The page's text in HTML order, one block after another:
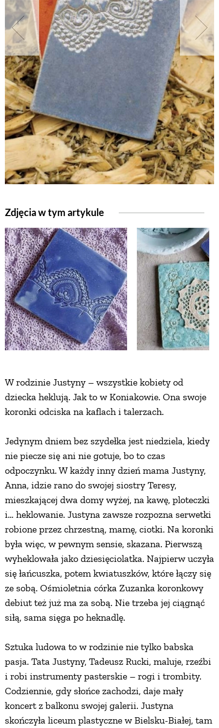
Zdjęcia w tym artykule
W rodzinie Justyny – wszystkie kobiety od
dziecka heklują. Jak to w Koniakowie. Ona swoje
koronki odciska na kaflach i talerzach.
Jedynym dniem bez szydełka jest niedziela, kiedy
nie piecze się ani nie gotuje, bo to czas
odpoczynku. W każdy inny dzień mama Justyny,
Anna, idzie rano do swojej siostry Teresy,
mieszkającej dwa domy wyżej, na kawę, ploteczki
i… heklowanie. Justyna zawsze rozpozna serwetki
robione przez chrzestną, mamę, ciotki. Na koronki
była więc, w pewnym sensie, skazana. Pierwszą
wyheklowała jako dziesięciolatka. Najpierw uczyła
się łańcuszka, potem kwiatuszków, które łączy się
ze sobą. Ośmioletnia córka Zuzanka koronkowy
debiut też już ma za sobą. Nie trzeba jej ciągnąć
siłą, sama sięga po heknadlę.
Sztuka ludowa to w rodzinie nie tylko babska
pasja. Tata Justyny, Tadeusz Rucki, maluje, rzeźbi
i robi instrumenty pasterskie – rogi i trombity.
Codziennie, gdy słońce zachodzi, daje mały
koncert z balkonu swojej galerii. Justyna
skończyła liceum plastyczne w Bielsku-Białej, tam
NATURALNIE
NATURALNA APTECZKA
DLA DOMU
EKO ŻYCIE
PRZYRODA
ZWIERZĘTA DOMOWE
ZWIERZĘTA W NATURZE
GRZYBY
KRAJOBRAZ
RĘKODZIEŁO
ZWYCZAJE
PRZEPISY
ŚNIADANIA
PRZYSTAWKI
DANIA GŁÓWNE
CIASTA I DESERY
DODATKI
PRZETWORY
INNE